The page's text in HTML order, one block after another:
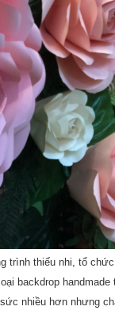
trình thiếu nhi, tổ
backdrop
nhiều hơn nhưng